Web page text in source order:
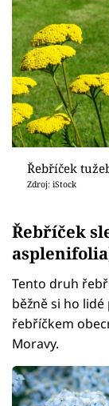
Řebříček
Zdroj: iStock
Řebříček
Tento druh
běžně si ho
řebříčkem
Moravy.